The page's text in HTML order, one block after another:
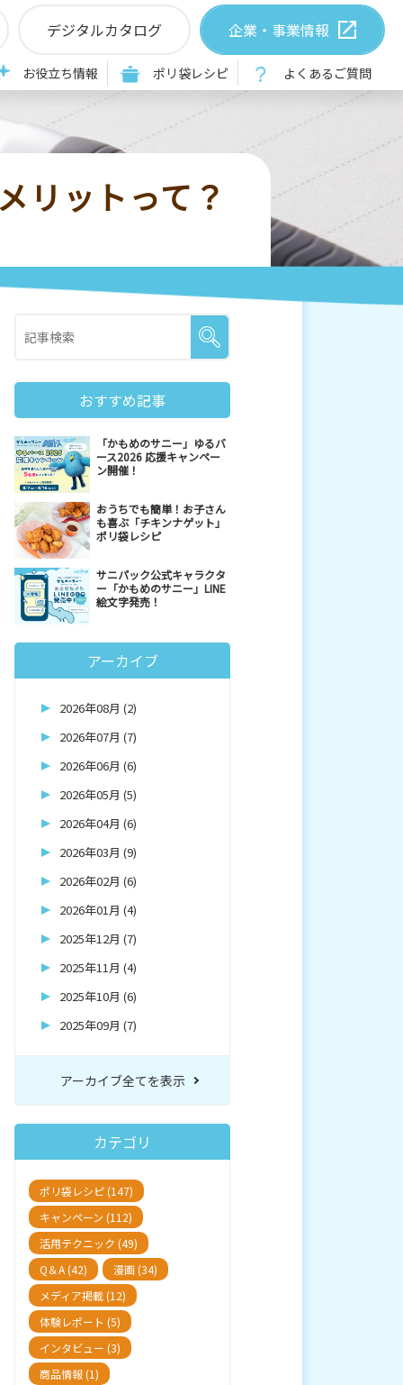
お役立ち情報 ポリ袋レシピ よくあるご質問
デジタルカタログ 企業・事業情報
リットって？
おすすめ記事
「かもめのサニー」ゆるバ
ース2026 応援キャンペー
ン開催！
おうちでも簡単！お子さん
も喜ぶ「チキンナゲット」
ポリ袋レシピ
サニパック公式キャラクタ
ー「かもめのサニー」LINE
絵文字発売！
アーカイブ
2026年08月 (2)
2026年07月 (7)
2026年06月 (6)
2026年05月 (5)
2026年04月 (6)
2026年03月 (9)
2026年02月 (6)
2026年01月 (4)
2025年12月 (7)
2025年11月 (4)
2025年10月 (6)
2025年09月 (7)
アーカイブ全てを表示
カテゴリ
ポリ袋レシピ (147)
キャンペーン (112)
活用テクニック (49)
Q＆A (42)
漫画 (34)
メディア掲載 (12)
体験レポート (5)
インタビュー (3)
商品情報 (1)